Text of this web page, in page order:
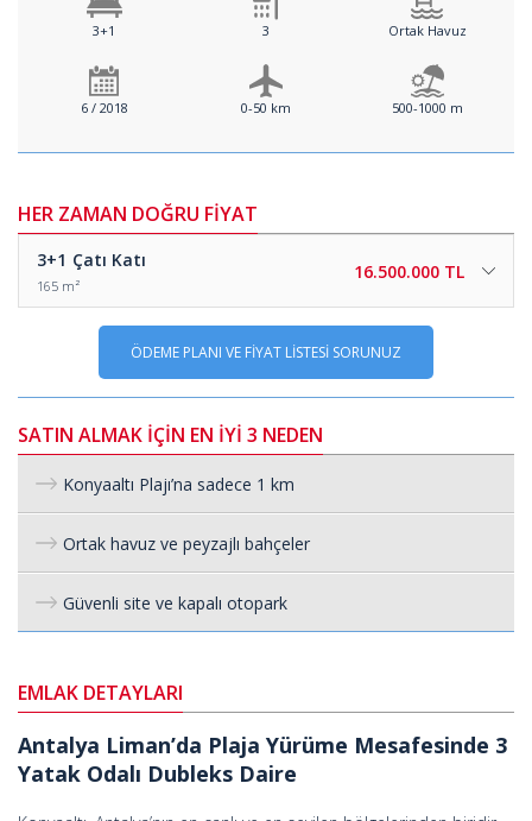
3+1 3 Ortak Havuz
6 / 2018 0-50 km 500-1000 m
HER ZAMAN DOĞRU FİYAT
3+1 Çatı Katı
165 m²
16.500.000 TL
ÖDEME PLANI VE FİYAT LİSTESİ SORUNUZ
SATIN ALMAK İÇİN EN İYİ 3 NEDEN
Konyaaltı Plajı’na sadece 1 km
Ortak havuz ve peyzajlı bahçeler
Güvenli site ve kapalı otopark
EMLAK DETAYLARI
Antalya Liman’da Plaja Yürüme Mesafesinde 3
Yatak Odalı Dubleks Daire